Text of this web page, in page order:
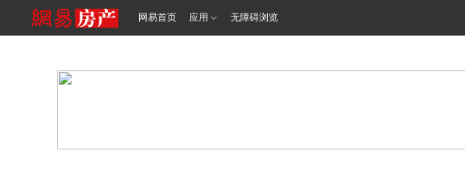
网易首页 应用 无障碍浏览